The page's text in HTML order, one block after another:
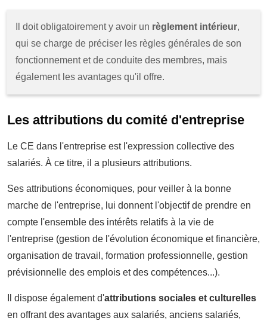
Il doit obligatoirement y avoir un règlement intérieur,
qui se charge de préciser les règles générales de son
fonctionnement et de conduite des membres, mais
également les avantages qu'il offre.
Les attributions du comité d'entreprise
Le CE dans l'entreprise est l'expression collective des
salariés. À ce titre, il a plusieurs attributions.
Ses attributions économiques, pour veiller à la bonne
marche de l'entreprise, lui donnent l'objectif de prendre en
compte l'ensemble des intérêts relatifs à la vie de
l'entreprise (gestion de l'évolution économique et financière,
organisation de travail, formation professionnelle, gestion
prévisionnelle des emplois et des compétences...).
Il dispose également d'attributions sociales et culturelles
en offrant des avantages aux salariés, anciens salariés,